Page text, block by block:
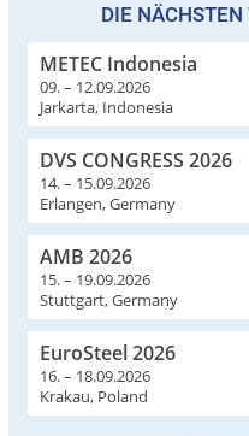
DIE
METEC Indonesia
09. – 12.09.2026
Jarkarta, Indonesia
DVS CONGRESS 2026
14. – 15.09.2026
Erlangen, Germany
AMB 2026
15. – 19.09.2026
Stuttgart, Germany
EuroSteel 2026
16. – 18.09.2026
Krakau, Poland